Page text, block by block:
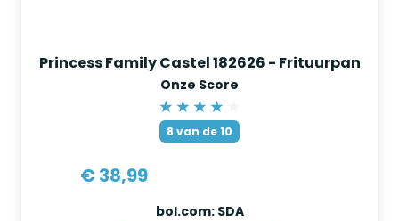
Princess Family Castel 182626 - Frituurpan
Onze Score
8 van de 10
€ 38,99
bol.com: SDA